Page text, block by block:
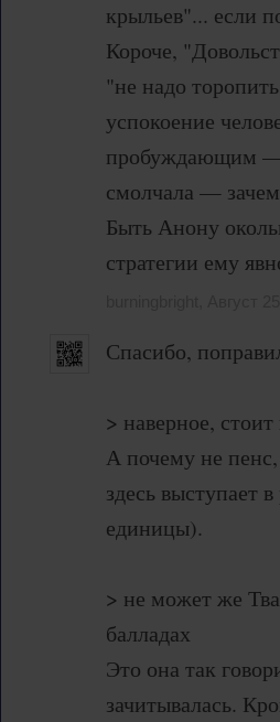
крыльев"... если
Короче,
"не надо
успокоение
пробуждающим —
смолчала — зачем
Быть Анону
стратегии ему
Спасибо,
> наверное,
А почему не
здесь выступает
единицы).
> не может же
балладах
Это она так
зачитывалась.